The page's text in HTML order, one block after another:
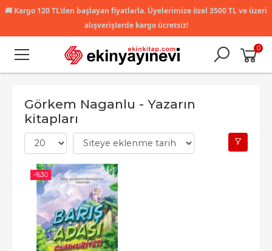
🚚 Kargo 120 TL'den başlayan fiyatlarla. Üyelerimize özel 3500 TL ve üzeri
alışverişlerde kargo ücretsiz!
0
Görkem Naganlu - Yazarın
kitapları
-%30